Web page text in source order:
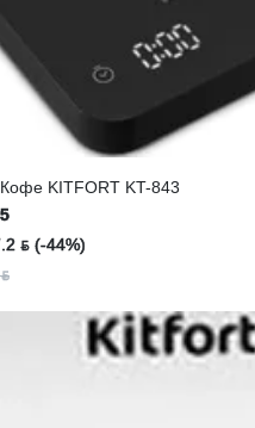
KITFORT KT-843
ƃ (-44%)